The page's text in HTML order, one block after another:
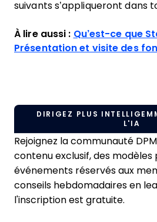
suivants s’appliqueront dans
À lire aussi : Qu’est-ce que
Présentation et visite des
DIRIGEZ PLUS
L'IA
Rejoignez la communauté
contenu exclusif, des modèles
événements réservés aux
conseils hebdomadaires en
l'inscription est gratuite.